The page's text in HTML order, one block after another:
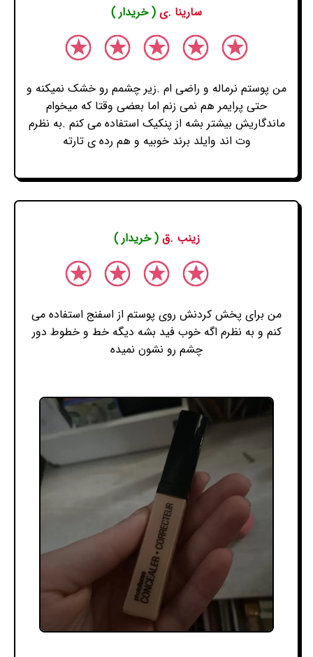
سارینا .ی ( خریدار )
من پوستم نرماله و راضی ام .زیر چشمم رو خشک نمیکنه و
حتی پرایمر هم نمی زنم اما بعضی وقتا که میخوام
ماندگاریش بیشتر بشه از پنکیک استفاده می کنم .به نظرم
وت اند وایلد برند خوبیه و هم رده ی تارته
زینب .ق( خریدار )
من برای پخش کردنش روی پوستم از اسفنج استفاده می
کنم و به نظرم اگه خوب فید بشه دیگه خط و خطوط دور
چشم رو نشون نمیده